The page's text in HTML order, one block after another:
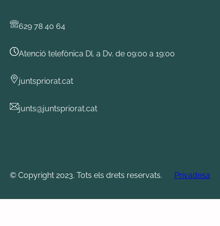
629 78 40 64
Atenció telefònica Dl. a Dv. de 09:00 a 19:00
juntspriorat.cat
junts@juntspriorat.cat
© Copyright 2023. Tots els drets reservats. Privadesa